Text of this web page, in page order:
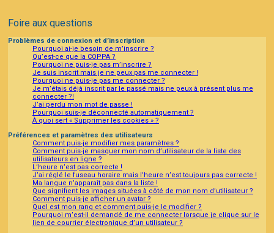
Foire aux questions
Problèmes de connexion et d’inscription
Pourquoi ai-je besoin de m’inscrire ?
Qu’est-ce que la COPPA ?
Pourquoi ne puis-je pas m’inscrire ?
Je suis inscrit mais je ne peux pas me connecter !
Pourquoi ne puis-je pas me connecter ?
Je m’étais déjà inscrit par le passé mais ne peux à présent plus me
connecter ?!
J’ai perdu mon mot de passe !
Pourquoi suis-je déconnecté automatiquement ?
À quoi sert « Supprimer les cookies » ?
Préférences et paramètres des utilisateurs
Comment puis-je modifier mes paramètres ?
Comment puis-je masquer mon nom d’utilisateur de la liste des
utilisateurs en ligne ?
L’heure n’est pas correcte !
J’ai réglé le fuseau horaire mais l’heure n’est toujours pas correcte !
Ma langue n’apparaît pas dans la liste !
Que signifient les images situées à côté de mon nom d’utilisateur ?
Comment puis-je afficher un avatar ?
Quel est mon rang et comment puis-je le modifier ?
Pourquoi m’est-il demandé de me connecter lorsque je clique sur le
lien de courrier électronique d’un utilisateur ?